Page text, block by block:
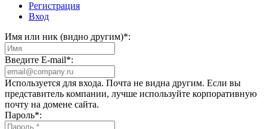
Регистрация
Вход
Имя или ник (видно другим)*:
Введите E-mail*:
Используется для входа. Почта не видна другим. Если вы
представитель компании, лучше используйте корпоративную
почту на домене сайта.
Пароль*: